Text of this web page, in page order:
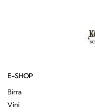
E-SHOP
Birra
Vini